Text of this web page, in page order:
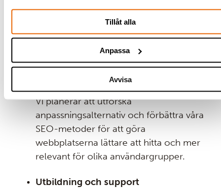
Tillåt alla
Anpassa
Avvisa
Vi kommer att undersöka möjligheterna
att förbättra användarupplevelsen
genom att göra innehållet mer
tillgängligt och lättare att navigera för
alla användare.
Vi planerar att utforska
anpassningsalternativ och förbättra våra
SEO-metoder för att göra
webbplatserna lättare att hitta och mer
relevant för olika användargrupper.
Utbildning och support